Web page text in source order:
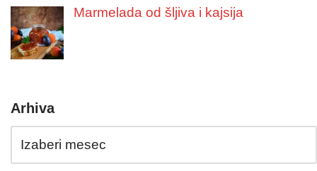
Marmelada od šljiva i kajsija
Arhiva